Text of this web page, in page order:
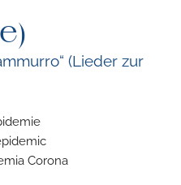
(Lieder zur
Corona